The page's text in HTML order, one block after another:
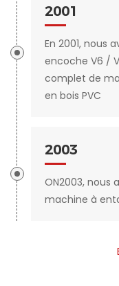
2001
En 2001, nous
encoche V6 /
complet de
en bois PVC
2003
ON2003, nous
machine à